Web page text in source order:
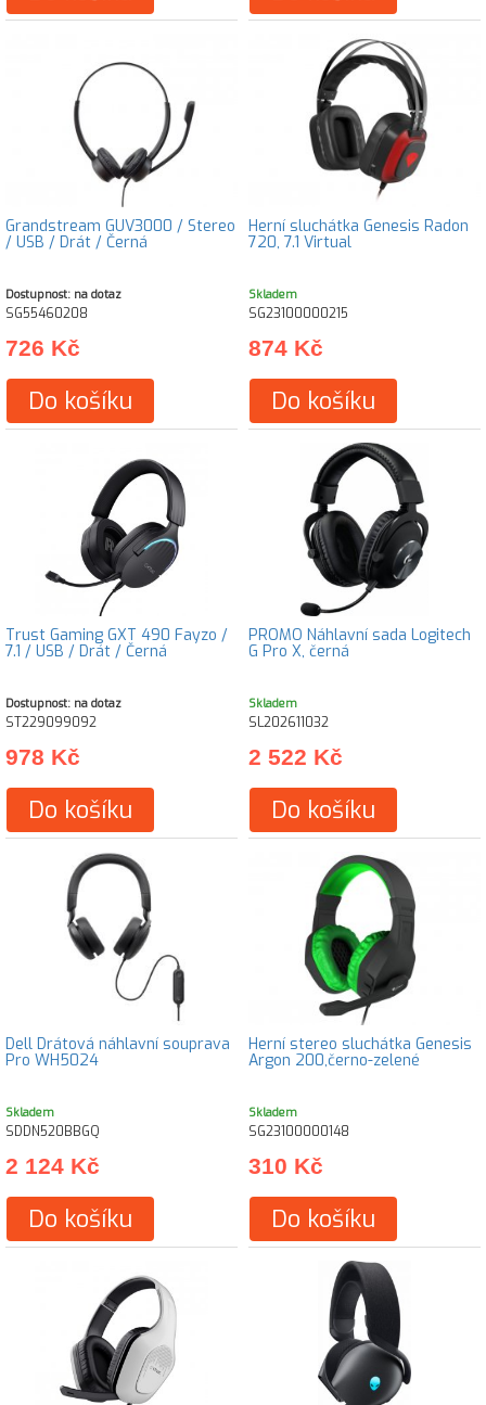
Grandstream GUV3000 / Stereo
/ USB / Drát / Černá
Dostupnost: na dotaz
SG55460208
726 Kč
Do košíku
Herní sluchátka Genesis Radon
720, 7.1 Virtual
Skladem
SG23100000215
874 Kč
Do košíku
Trust Gaming GXT 490 Fayzo /
7.1 / USB / Drát / Černá
Dostupnost: na dotaz
ST229099092
978 Kč
Do košíku
PROMO Náhlavní sada Logitech
G Pro X, černá
Skladem
SL202611032
2 522 Kč
Do košíku
Dell Drátová náhlavní souprava
Pro WH5024
Skladem
SDDN520BBGQ
2 124 Kč
Do košíku
Herní stereo sluchátka Genesis
Argon 200,černo-zelené
Skladem
SG23100000148
310 Kč
Do košíku